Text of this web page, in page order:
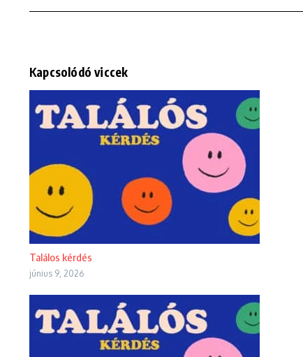
Kapcsolódó viccek
Találos kérdés
június 9, 2026